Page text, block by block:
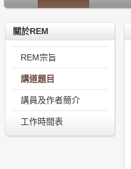
關於REM
REM宗旨
講道題目
講員及作者簡介
工作時間表